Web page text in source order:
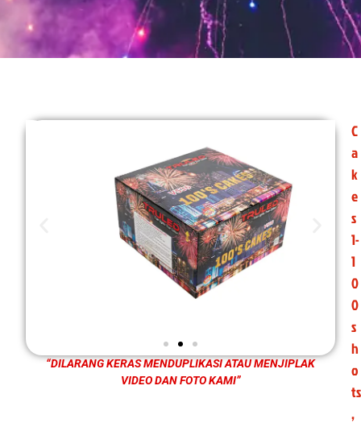
“DILARANG KERAS MENDUPLIKASI ATAU MENJIPLAK
VIDEO DAN FOTO KAMI”
C
a
k
e
s
1-
1
0
0
s
h
o
ts
,